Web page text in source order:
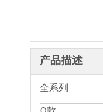
产品描述
全系列